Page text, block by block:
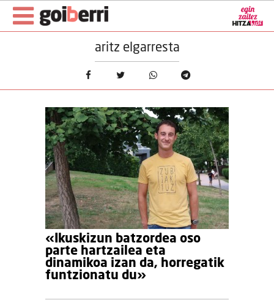
aritz elgarresta
«Ikuskizun batzordea oso
parte hartzailea eta
dinamikoa izan da, horregatik
funtzionatu du»